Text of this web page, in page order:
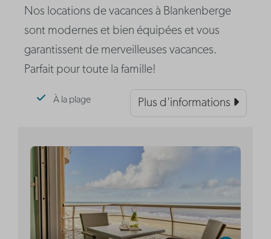
Nos locations de vacances à Blankenberge
sont modernes et bien équipées et vous
garantissent de merveilleuses vacances.
Parfait pour toute la famille!
À la plage Plus d'informations